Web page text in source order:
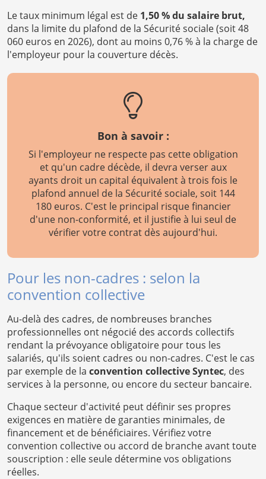
Le taux minimum légal est de 1,50 % du salaire brut,
dans la limite du plafond de la Sécurité sociale (soit 48
060 euros en 2026), dont au moins 0,76 % à la charge de
l'employeur pour la couverture décès.
Bon à savoir :
Si l'employeur ne respecte pas cette obligation
et qu'un cadre décède, il devra verser aux
ayants droit un capital équivalent à trois fois le
plafond annuel de la Sécurité sociale, soit 144
180 euros. C'est le principal risque financier
d'une non-conformité, et il justifie à lui seul de
vérifier votre contrat dès aujourd'hui.
Pour les non-cadres : selon la
convention collective
Au-delà des cadres, de nombreuses branches
professionnelles ont négocié des accords collectifs
rendant la prévoyance obligatoire pour tous les
salariés, qu'ils soient cadres ou non-cadres. C'est le cas
par exemple de la convention collective Syntec, des
services à la personne, ou encore du secteur bancaire.
Chaque secteur d'activité peut définir ses propres
exigences en matière de garanties minimales, de
financement et de bénéficiaires. Vérifiez votre
convention collective ou accord de branche avant toute
souscription : elle seule détermine vos obligations
réelles.